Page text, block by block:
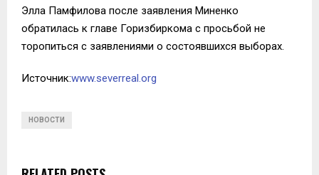
Элла Памфилова после заявления Миненко
обратилась к главе Горизбиркома с просьбой не
торопиться с заявлениями о состоявшихся выборах.
Источник:www.severreal.org
НОВОСТИ